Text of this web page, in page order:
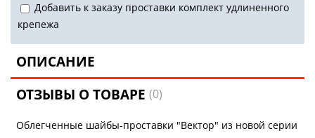
Добавить к заказу проставки комплект удлиненного
крепежа
ОПИСАНИЕ
ОТЗЫВЫ О ТОВАРЕ(0)
Облегченные шайбы-проставки "Вектор" из новой серии